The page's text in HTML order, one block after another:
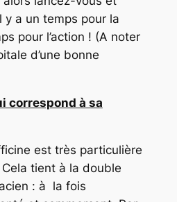
y a un temps pour la
pour l’action ! (A noter
d’une bonne
correspond à sa
est très particulière
tient à la double
: à la fois